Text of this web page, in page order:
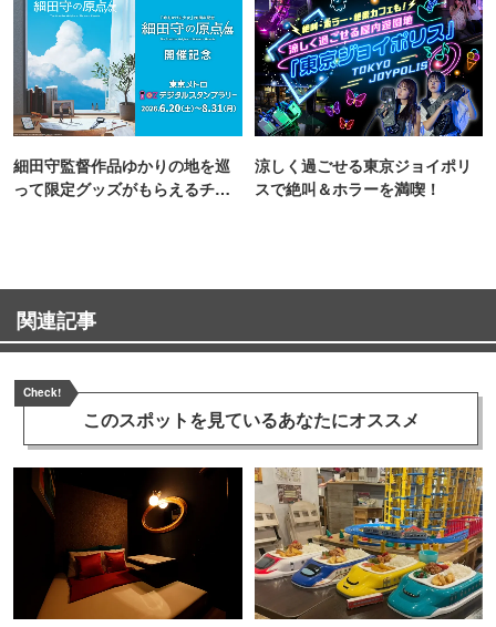
細田守監督作品ゆかりの地を巡
って限定グッズがもらえるチャ
涼しく過ごせる東京ジョイポリ
スで絶叫＆ホラーを満喫！
関連記事
Check!
このスポットを見ているあなたにオススメ